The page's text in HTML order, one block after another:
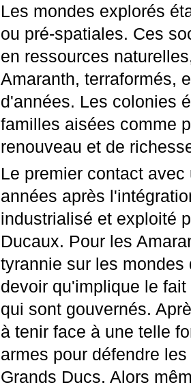
Les mondes explorés
ou pré-spatiales. Ces
en ressources
Amaranth, terraformés,
d'années. Les colonies
familles aisées comme
renouveau et de
Le premier contact
années après
industrialisé et exploité
Ducaux. Pour les
tyrannie sur les
devoir qu'implique le
qui sont gouvernés.
à tenir face à une telle
armes pour défendre
Grands Ducs. Alors